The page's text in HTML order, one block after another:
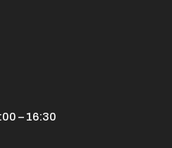
– 16:30